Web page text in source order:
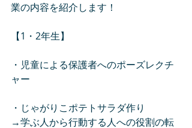
業の内容を紹介します！
【1・2年生】
・児童による保護者へのポーズレクチ
ャー
・じゃがりこポテトサラダ作り
→学ぶ人から行動する人への役割の転